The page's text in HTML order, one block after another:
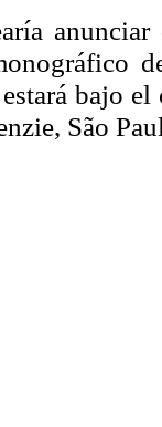
estará bajo
São